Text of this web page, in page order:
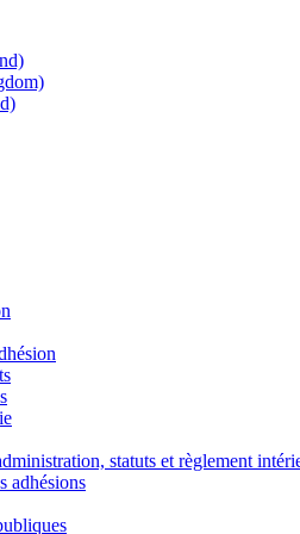
statuts et règlement
adhésions